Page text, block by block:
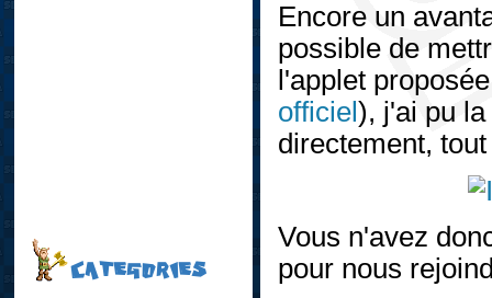
Encore un
possible de
l'applet
officiel ), j'ai pu
directement,
Vous n'avez
pour nous
CATEGORIES